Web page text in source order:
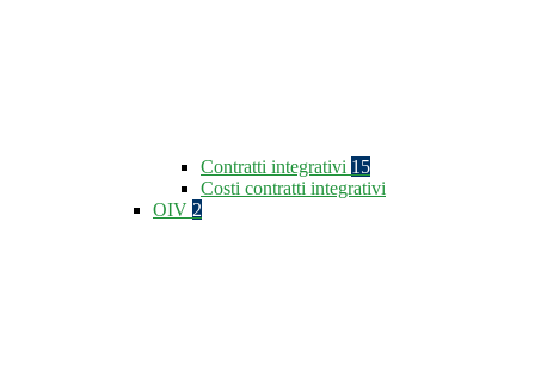
Contratti integrativi 15
Costi contratti integrativi
OIV 2